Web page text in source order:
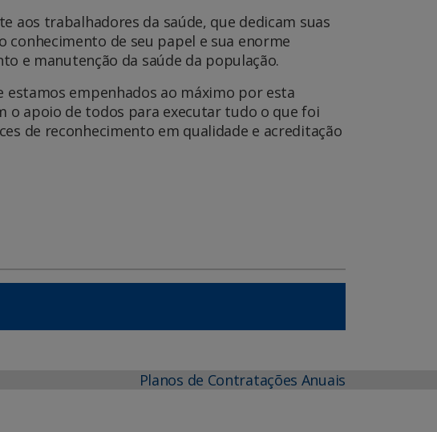
aos trabalhadores da saúde, que dedicam suas
de seu papel e sua enorme
e manutenção da saúde da população.
estamos empenhados ao máximo por esta
o apoio de todos para executar tudo o que foi
de reconhecimento em qualidade e acreditação
Planos de Contratações Anuais